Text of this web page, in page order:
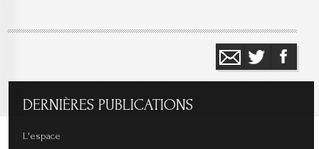
DERNIÈRES PUBLICATIONS
L'espace